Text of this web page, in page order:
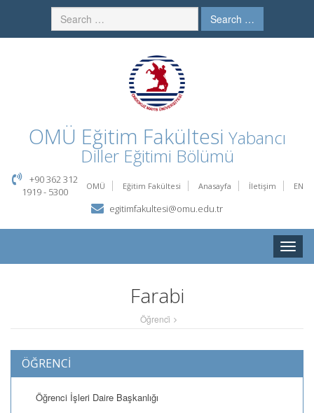
Search …
OMÜ Eğitim Fakültesi Yabancı
Diller Eğitimi Bölümü
OMÜ Eğitim Fakültesi Anasayfa İletişim EN
+90 362 312
1919 - 5300
egitimfakultesi@omu.edu.tr
Toggle
Farabi
Öğrenci̇
ÖĞRENCİ
Öğrenci İşleri Daire Başkanlığı